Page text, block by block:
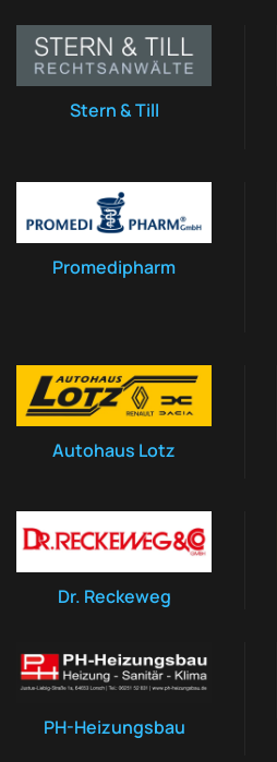
Stern & Till
Promedipharm
Autohaus Lotz
Dr. Reckeweg
PH-Heizungsbau